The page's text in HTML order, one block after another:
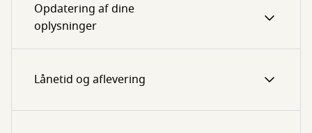
Opdatering af dine
oplysninger
Lånetid og aflevering